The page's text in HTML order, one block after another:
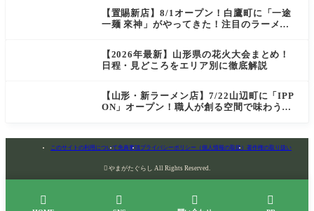
【置賜新店】8/1オープン！白鷹町に「一途
一麺 來神」がやってきた！注目のラーメン
【2026年最新】山形県の花火大会まとめ！
日程・見どころをエリア別に徹底解説
【山形・新ラーメン店】7/22山辺町に「IPP
ON」オープン！職人が創る空間で味わう
このサイトの利用について免責事項プライバシーポリシー（個人情報の取扱） 著作権の取り扱い
 やまがたぐらし All Rights Reserved.
   